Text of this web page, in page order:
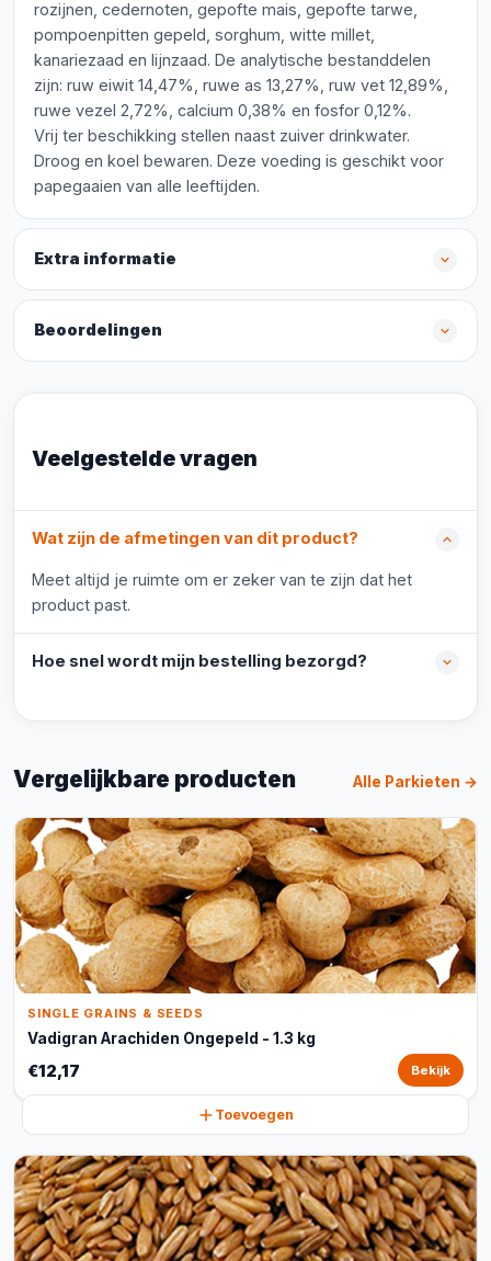
rozijnen, cedernoten, gepofte mais, gepofte tarwe,
pompoenpitten gepeld, sorghum, witte millet,
kanariezaad en lijnzaad. De analytische bestanddelen
zijn: ruw eiwit 14,47%, ruwe as 13,27%, ruw vet 12,89%,
ruwe vezel 2,72%, calcium 0,38% en fosfor 0,12%.
Vrij ter beschikking stellen naast zuiver drinkwater.
Droog en koel bewaren. Deze voeding is geschikt voor
papegaaien van alle leeftijden.
Extra informatie
Beoordelingen
Veelgestelde vragen
Wat zijn de afmetingen van dit product?
Meet altijd je ruimte om er zeker van te zijn dat het
product past.
Hoe snel wordt mijn bestelling bezorgd?
Vergelijkbare producten Alle Parkieten →
SINGLE GRAINS & SEEDS
Vadigran Arachiden Ongepeld - 1.3 kg
€12,17 Bekijk
Toevoegen